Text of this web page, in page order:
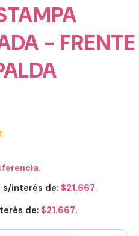
- FRENTE
s/interés de: $21.667.
de: $21.667.